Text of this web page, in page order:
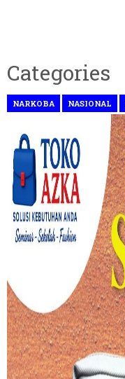
Categories
NARKOBA NASIONAL